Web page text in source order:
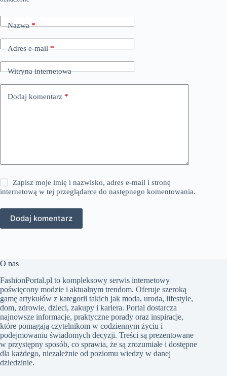
Nazwa*
Adres e-mail*
Witryna internetowa
Dodaj komentarz *
Zapisz moje imię i nazwisko, adres e-mail i stronę
internetową w tej przeglądarce do następnego komentowania.
Dodaj komentarz
O nas
FashionPortal.pl to kompleksowy serwis internetowy
poświęcony modzie i aktualnym trendom. Oferuje szeroką
gamę artykułów z kategorii takich jak moda, uroda, lifestyle,
dom, zdrowie, dzieci, zakupy i kariera. Portal dostarcza
najnowsze informacje, praktyczne porady oraz inspiracje,
które pomagają czytelnikom w codziennym życiu i
podejmowaniu świadomych decyzji. Treści są prezentowane
w przystępny sposób, co sprawia, że są zrozumiałe i dostępne
dla każdego, niezależnie od poziomu wiedzy w danej
dziedzinie.